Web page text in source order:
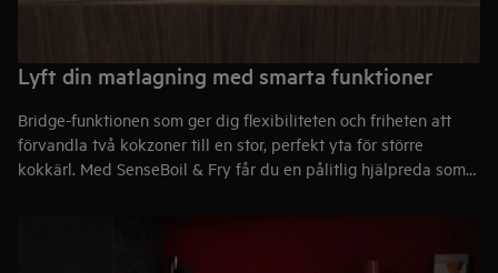
Lyft din matlagning med smarta funktioner
Bridge-funktionen som ger dig flexibiliteten och friheten att
förvandla två kokzoner till en stor, perfekt yta för större
kokkärl. Med SenseBoil & Fry får du en pålitlig hjälpreda som